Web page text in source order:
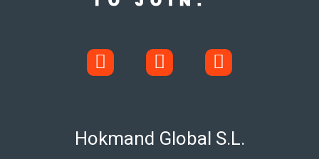
Hokmand Global S.L.